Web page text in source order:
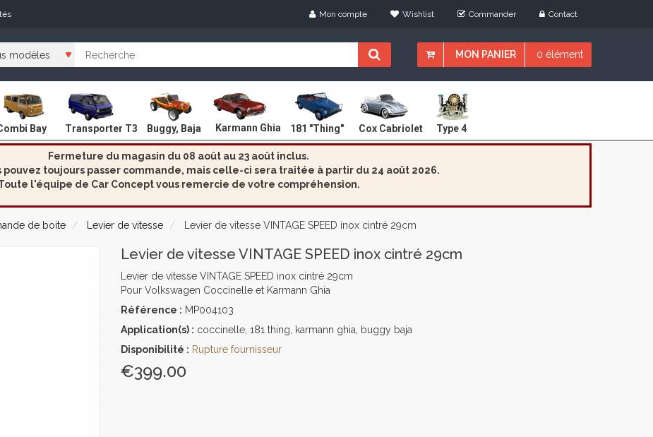
Mon compte Wishlist Commander Contact
MON PANIER 0 élément
Bay Transporter T3 Buggy, Baja Karmann Ghia 181 "Thing" Cox Cabriolet Type 4
Fermeture du magasin du 08 août au 23 août inclus.
pouvez toujours passer commande, mais celle-ci sera traitée à partir du 24 août 2026.
l'équipe de Car Concept vous remercie de votre compréhension.
de boite Levier de vitesse Levier de vitesse VINTAGE SPEED inox cintré 29cm
Levier de vitesse VINTAGE SPEED inox cintré 29cm
Levier de vitesse VINTAGE SPEED inox cintré 29cm
Pour Volkswagen Coccinelle et Karmann Ghia
Référence : MP004103
Application(s) : coccinelle, 181 thing, karmann ghia, buggy baja
Disponibilité : Rupture fournisseur
€399.00